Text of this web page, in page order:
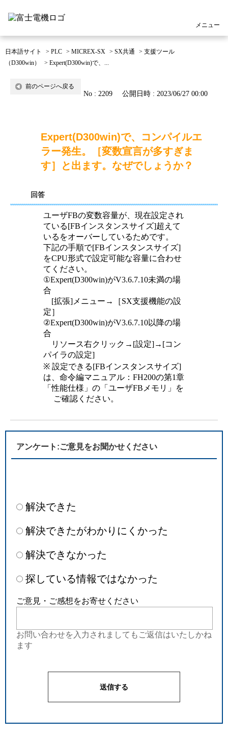
メニュー
日本語サイト > PLC > MICREX-SX > SX共通 > 支援ツール
（D300win）
> Expert(D300win)で、...
前のページへ戻る
No : 2209 公開日時 : 2023/06/27 00:00
Expert(D300win)で、コンパイルエ
ラー発生。［変数宣言が多すぎま
す］と出ます。なぜでしょうか？
回答
ユーザFBの変数容量が、現在設定され
ている[FBインスタンスサイズ]超えて
いるをオーバーしているためです。
下記の手順で[FBインスタンスサイズ]
をCPU形式で設定可能な容量に合わせ
てください。
①Expert(D300win)がV3.6.7.10未満の場
合
[拡張]メニュー→［SX支援機能の設
定］
②Expert(D300win)がV3.6.7.10以降の場
合
リソース右クリック→[設定]→[コン
パイラの設定]
※ 設定できる[FBインスタンスサイズ]
は、命令編マニュアル：FH200の第1章
「性能仕様」の「ユーザFBメモリ」を
ご確認ください。
アンケート:ご意見をお聞かせください
解決できた
解決できたがわかりにくかった
解決できなかった
探している情報ではなかった
ご意見・ご感想をお寄せください
お問い合わせを入力されましてもご返信はいたしかね
ます